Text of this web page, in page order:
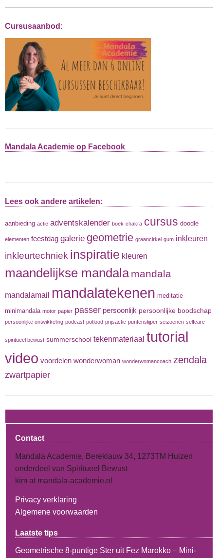
Cursusaanbod:
Mandala Academie op Facebook
Lees ook andere artikelen:
aanbieding actie adventskalender boek chakra cursus doodle
elementen feestdag galerie geometrie graancirkel gum inkleuren
inkleurtechniek inspiratie kleuren
maandelijkse mandala mandala
mandalamail mandalatekenen meditatie
minimandala motor papier passer persoonlijk persoonlijke boodschap
persoonlijke ontwikkeling podcast potlood prijsactie puntenslijper seizoenen selfcare
spiritueel bewust summerschool tekenmateriaal tutorial
video voordelen wonderwoman wonderwomancoach zendala
zwartpapier
Contact
Mandala Academie, Bereklauw 34, 1273TM Huizen
onderdeel van Spiritueel Bewust
kim at mandala-academie.nl
Privacy verklaring
Algemene voorwaarden
Laatste tips
Geometrische 8-puntige Ster uit Fez Marokko – Mini-